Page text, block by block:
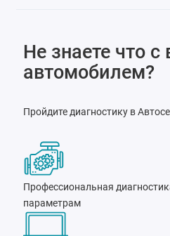
Не знаете что
автомобилем?
Пройдите диагностику в
Профессиональная
параметрам